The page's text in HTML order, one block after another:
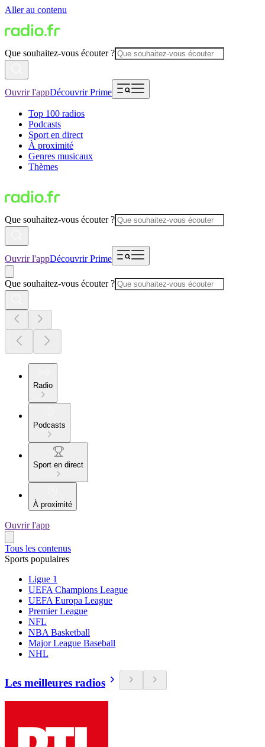
Aller au contenu
Que souhaitez-vous écouter ?
Ouvrir l'appDécouvrir Prime
Top 100 radios
Podcasts
Sport en direct
À proximité
Genres musicaux
Thèmes
Que souhaitez-vous écouter ?
Ouvrir l'appDécouvrir Prime
Que souhaitez-vous écouter ?
Radio
Podcasts
Sport en direct
À proximité
Ouvrir l'app
Tous les contenus
Sports populaires
Ligue 1
UEFA Champions League
UEFA Europa League
Premier League
NFL
NBA Basketball
Major League Baseball
NHL
Les meilleures radios